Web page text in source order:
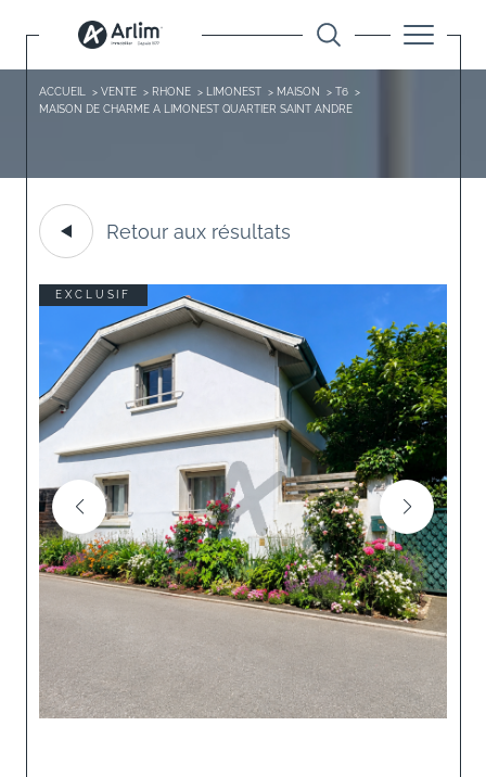
ACCUEIL VENTE RHONE LIMONEST MAISON
T6
MAISON DE CHARME A LIMONEST QUARTIER SAINT ANDRE
Retour aux résultats
EXCLUSIF